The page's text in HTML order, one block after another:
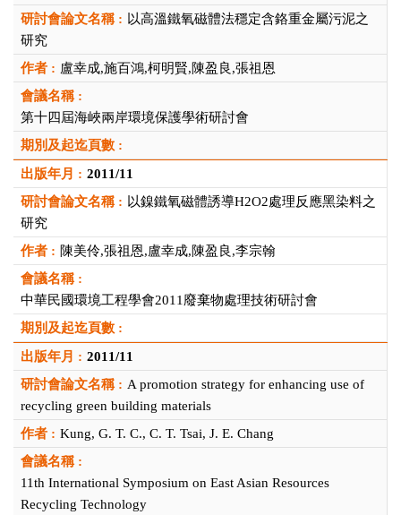
2013年
10件
2012年
2011年
11件
2010年
17件
2009年
5件
2008年
13件
2007年 4件
2006年
5 件
2005年
6件
2004年
6件
2003年
2002年 2件
2001年 1件
2000年 1件
1999年 1件
1997年 1件
以高溫鐵氧磁體法穩定含鉻重金屬污泥之
研究
盧幸成,施百鴻,柯明賢,陳盈良,張祖恩
第十四屆海峽兩岸環境保護學術研討會
2011/11
以鎳鐵氧磁體誘導H2O2處理反應黑染料之
研究
陳美伶,張祖恩,盧幸成,陳盈良,李宗翰
中華民國環境工程學會2011廢棄物處理技術研討會
2011/11
A promotion strategy for enhancing use of
recycling green building materials
Kung, G. T. C., C. T. Tsai, J. E. Chang
11th International Symposium on East Asian Resources
Recycling Technology